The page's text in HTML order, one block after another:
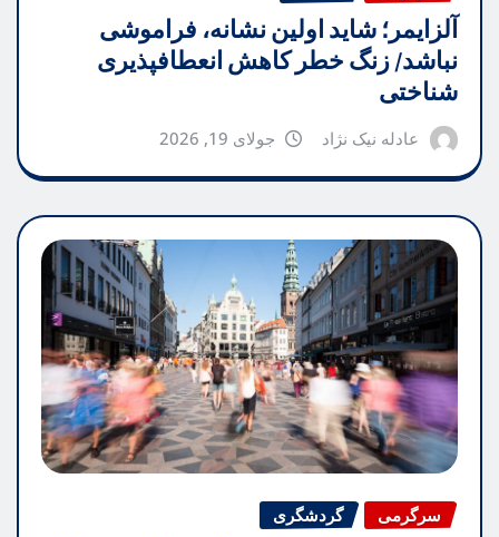
آلزایمر؛ شاید اولین نشانه، فراموشی
نباشد/ زنگ خطر کاهش انعطافپذیری
شناختی
عادله نیک نژاد جولای 19, 2026
سرگرمی گردشگری